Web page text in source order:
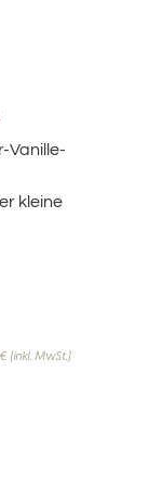
Vanille-
kleine
(inkl. MwSt.)